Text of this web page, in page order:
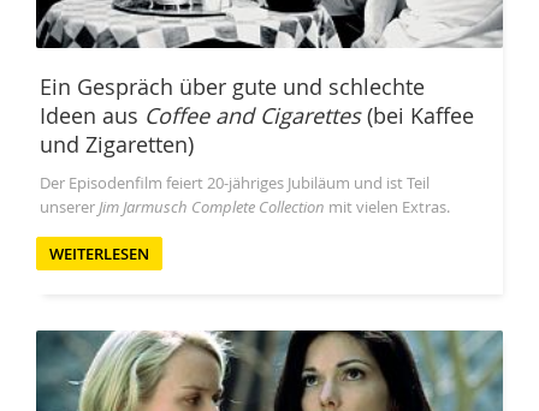
Ein Gespräch über gute und schlechte
Ideen aus Coffee and Cigarettes(bei Kaffee
und Zigaretten)
Der Episodenfilm feiert 20-jähriges Jubiläum und ist Teil
unsererJim Jarmusch Complete Collection mit vielen Extras.
WEITERLESEN